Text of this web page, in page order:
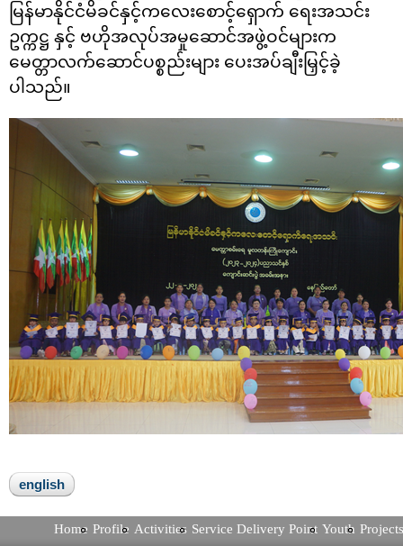
မြန်မာနိုင်ငံမိခင်နှင့်ကလေးစောင့်‌ရှောက် ရေးအသင်း
ဥက္ကဋ္ဌ နှင့် ဗဟိုအလုပ်အမှုဆောင်အဖွဲ့ဝင်များက
မေတ္တာလက်ဆောင်ပစ္စည်းများ ပေးအပ်ချီးမြှင့်ခဲ့
ပါသည်။
english
Home Profile Activities Service Delivery Point Youth Projects